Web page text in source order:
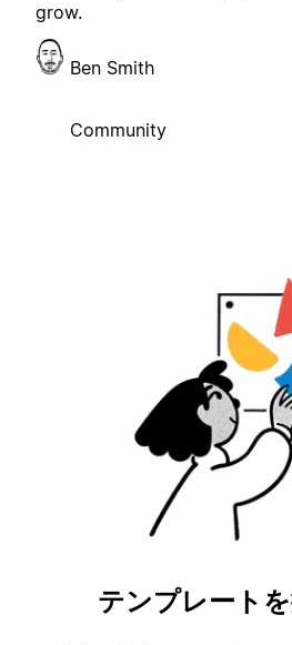
grow.
Ben Smith
Community
テンプレート